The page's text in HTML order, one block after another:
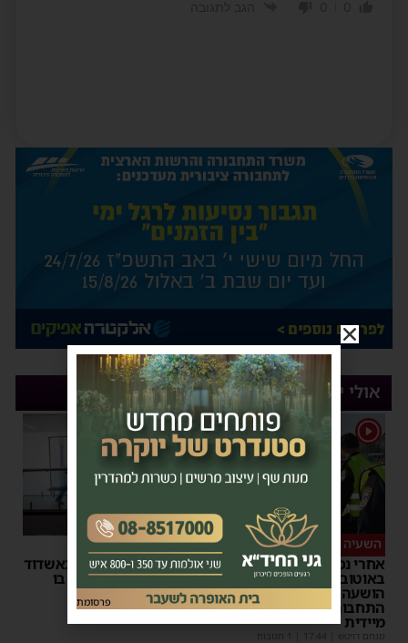
אולי יעניין אותך
1
השעיה מיידית
אחרי נסיעת האימים
באוטובוס מאשדוד: הנהג
הושעה מתפקידו – משרד
התחבורה הורה על בדיקה
מיידית
מנחם דויטש 17:44
ליבו שב לפעום
אדם התמוטט בביתו באשדוד
– כוחות ההצלה ביצעו בו
פעולות החייאה
מנחם דויטש פרסומת